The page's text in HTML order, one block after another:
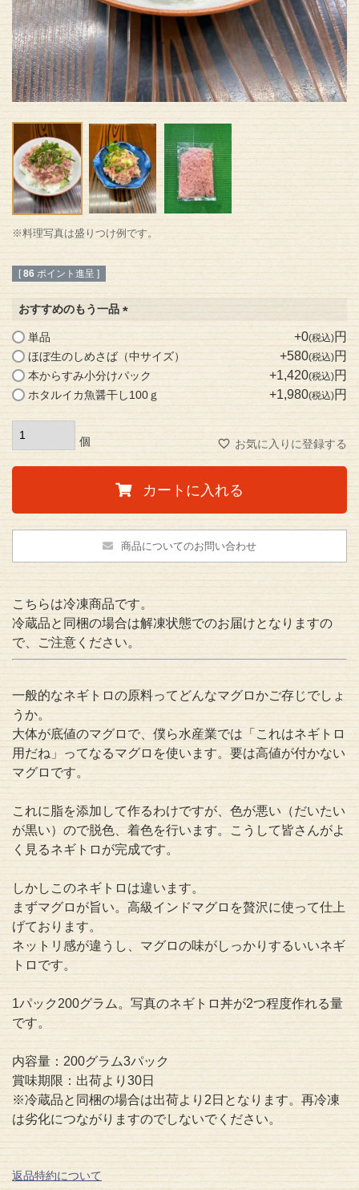
※料理写真は盛りつけ例です。
[ 86 ポイント進呈 ]
おすすめのもう一品
(
必
須
)
単品 +0 税込
ほぼ生のしめさば（中サイズ） +580 税込
本からすみ小分けパック +1,420 税込
ホタルイカ魚醤干し100ｇ +1,980 税込
お気に入りに登録する
カートに入れる
商品についてのお問い合わせ
こちらは冷凍商品です。
冷蔵品と同梱の場合は解凍状態でのお届けとなりますの
で、ご注意ください。
一般的なネギトロの原料ってどんなマグロかご存じでしょ
うか。
大体が底値のマグロで、僕ら水産業では「これはネギトロ
用だね」ってなるマグロを使います。要は高値が付かない
マグロです。
これに脂を添加して作るわけですが、色が悪い（だいたい
が黒い）ので脱色、着色を行います。こうして皆さんがよ
く見るネギトロが完成です。
しかしこのネギトロは違います。
まずマグロが旨い。高級インドマグロを贅沢に使って仕上
げております。
ネットリ感が違うし、マグロの味がしっかりするいいネギ
トロです。
1パック200グラム。写真のネギトロ丼が2つ程度作れる量
です。
内容量：200グラム3パック
賞味期限：出荷より30日
※冷蔵品と同梱の場合は出荷より2日となります。再冷凍
は劣化につながりますのでしないでください。
返品特約について